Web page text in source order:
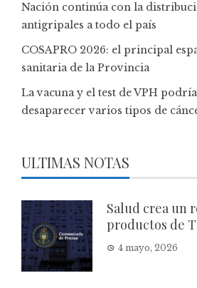
Nación continúa con la
antigripales a todo el país
COSAPRO 2026: el principal
sanitaria de la Provincia
La vacuna y el test de VPH
desaparecer varios tipos de
ULTIMAS NOTAS
Salud crea un
productos de
4 mayo, 2026